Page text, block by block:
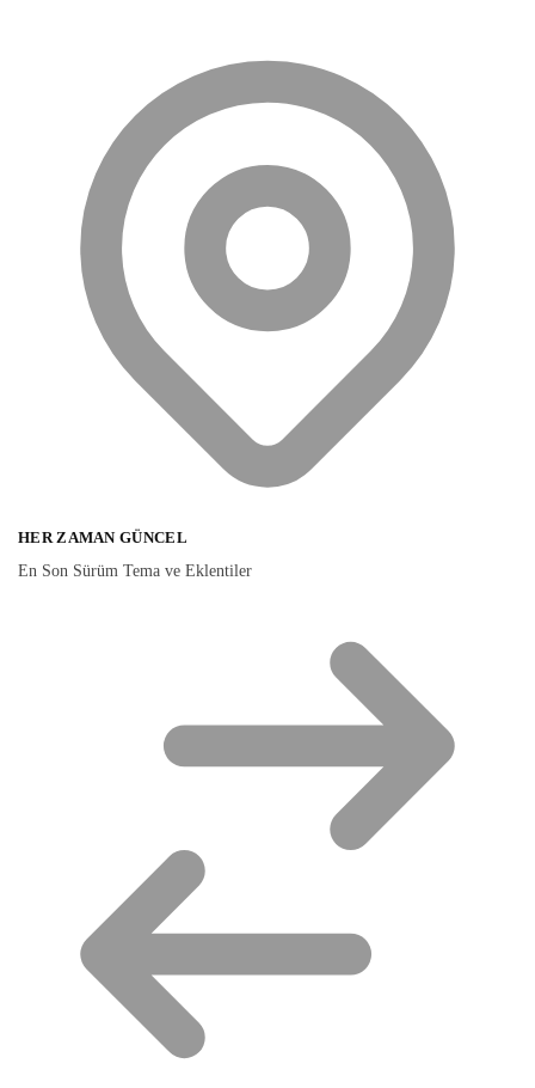
HER ZAMAN GÜNCEL
En Son Sürüm Tema ve Eklentiler